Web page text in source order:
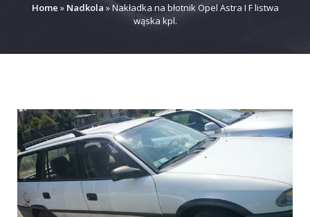
Home » Nadkola »Nakładka na błotnik Opel Astra I F listwa
wąska kpl.